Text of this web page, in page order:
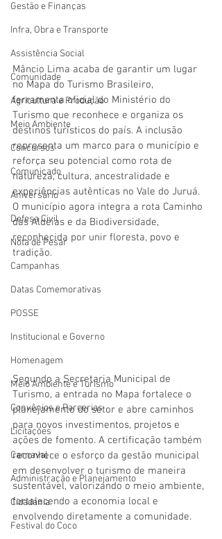
Gestão e Finanças
Infra, Obra e Transporte
Assistência Social
Comunidade
Agricultura e Produção
Meio Ambiente
Concursos
Comunicado
Aniversário
Defesa Civil
Nota de Pesar
Campanhas
Datas Comemorativas
POSSE
Institucional e Governo
Homenagem
Meio Ambiente e Turismo
Convênios e Parcerias
Licitações
Carnaval
Administração e Planejamento
Cidadania
Festival do Coco
Mâncio Lima acaba de garantir um lugar
no Mapa do Turismo Brasileiro,
ferramenta oficial do Ministério do
Turismo que reconhece e organiza os
destinos turísticos do país. A inclusão
representa um marco para o município e
reforça seu potencial como rota de
natureza, cultura, ancestralidade e
experiências autênticas no Vale do Juruá.
O município agora integra a rota Caminho
das Aldeias e da Biodiversidade,
reconhecida por unir floresta, povo e
tradição.
Segundo a Secretaria Municipal de
Turismo, a entrada no Mapa fortalece o
planejamento do setor e abre caminhos
para novos investimentos, projetos e
ações de fomento. A certificação também
reconhece o esforço da gestão municipal
em desenvolver o turismo de maneira
sustentável, valorizando o meio ambiente,
fortalecendo a economia local e
envolvendo diretamente a comunidade.